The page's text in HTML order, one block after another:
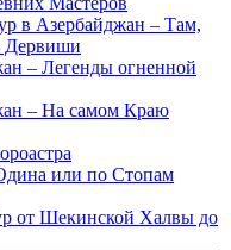
в Азербайджан – Там,
Дервиши
– Легенды огненной
– На самом Краю
или по Стопам
от Шекинской Халвы до